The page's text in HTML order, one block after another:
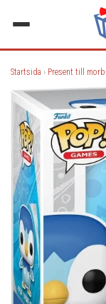
Startsida › Present till